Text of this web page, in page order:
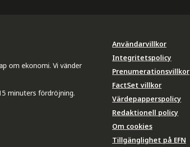
om ekonomi. Vi vänder
minuters fördröjning.
Användarvillkor
Integritetspolicy
Prenumerationsvillkor
FactSet villkor
Värdepapperspolicy
Redaktionell policy
Om cookies
Tillgänglighet på EFN